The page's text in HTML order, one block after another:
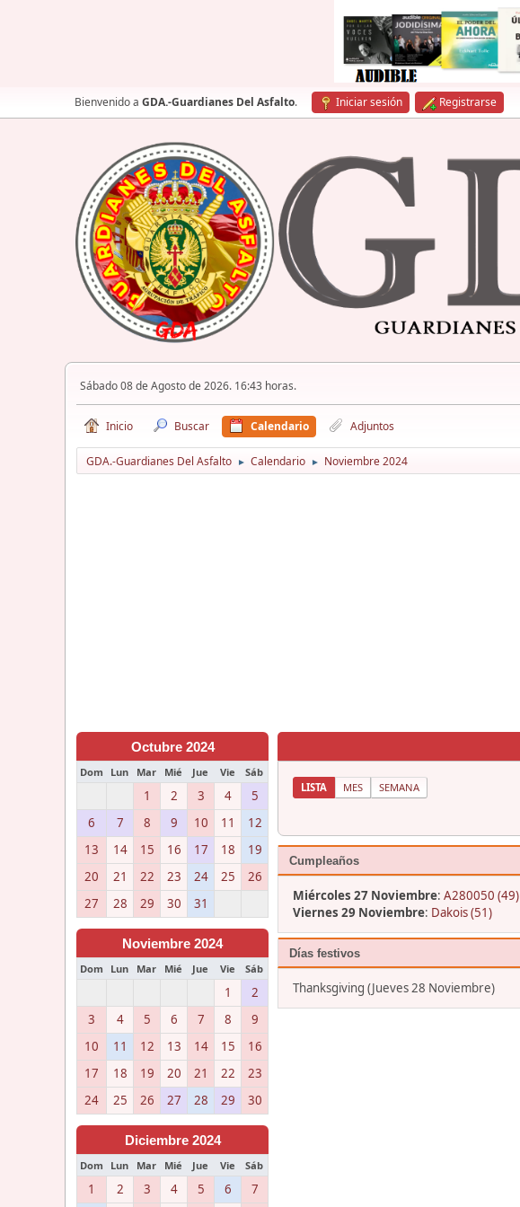
Bienvenido a GDA.-Guardianes Del Asfalto. Iniciar sesión Registrarse
Sábado 08 de Agosto de 2026. 16:43 horas.
Inicio Buscar Calendario Adjuntos
GDA.-Guardianes Del Asfalto ► Calendario ► Noviembre 2024
Octubre 2024
Dom Lun Mar Mié Jue Vie Sáb
1 2 3 4
5
6
7 8 9 10 11
12
13
14 15 16 17 18
19
20
21 22 23 24 25
26
27
28 29 30 31
Noviembre 2024
Dom Lun Mar Mié Jue Vie Sáb
1
2
3
4 5 6 7 8
9
10
11 12 13 14 15
16
17
18 19 20 21 22
23
24
25 26 27 28 29 30
Diciembre 2024
Dom Lun Mar Mié Jue Vie Sáb
1 2 3 4 5 6 7
LISTA MES SEMANA
Cumpleaños
Miércoles 27 Noviembre: A280050 (49)
Viernes 29 Noviembre: Dakois (51)
Días festivos
Thanksgiving (Jueves 28 Noviembre)